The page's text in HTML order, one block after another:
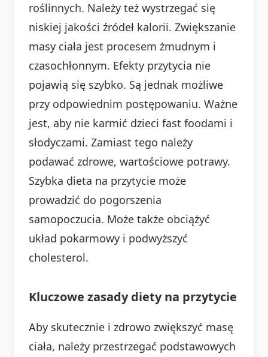
roślinnych. Należy też wystrzegać się
niskiej jakości źródeł kalorii. Zwiększanie
masy ciała jest procesem żmudnym i
czasochłonnym. Efekty przytycia nie
pojawią się szybko. Są jednak możliwe
przy odpowiednim postępowaniu. Ważne
jest, aby nie karmić dzieci fast foodami i
słodyczami. Zamiast tego należy
podawać zdrowe, wartościowe potrawy.
Szybka dieta na przytycie może
prowadzić do pogorszenia
samopoczucia. Może także obciążyć
układ pokarmowy i podwyższyć
cholesterol.
Kluczowe zasady diety na przytycie
Aby skutecznie i zdrowo zwiększyć masę
ciała, należy przestrzegać podstawowych